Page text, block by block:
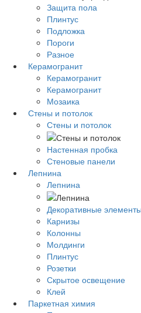
Защита пола
Плинтус
Подложка
Пороги
Разное
Керамогранит
Керамогранит
Керамогранит
Мозаика
Стены и потолок
Стены и потолок
Настенная пробка
Стеновые панели
Лепнина
Лепнина
Декоративные элементы
Карнизы
Колонны
Молдинги
Плинтус
Розетки
Скрытое освещение
Клей
Паркетная химия